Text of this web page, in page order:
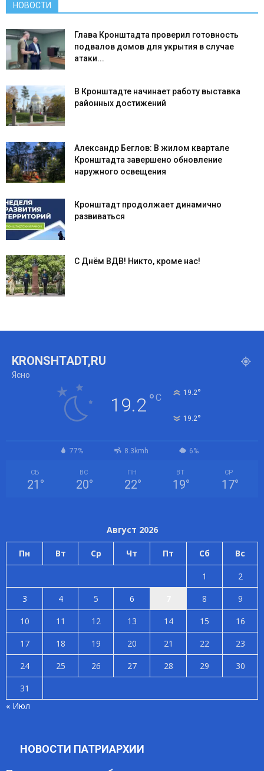
НОВОСТИ
Глава Кронштадта проверил готовность
подвалов домов для укрытия в случае
атаки...
В Кронштадте начинает работу выставка
районных достижений
Александр Беглов: В жилом квартале
Кронштадта завершено обновление
наружного освещения
Кронштадт продолжает динамично
развиваться
С Днём ВДВ! Никто, кроме нас!
KRONSHTADT,RU
Ясно
19.2°C 19.2°
19.2°
77% 8.3kmh 6%
СБ
21 °
ВС
20°
ПН
22°
ВТ
19°
СР
17°
Август 2026
Пн Вт Ср Чт Пт Сб Вс
1
2
3
4 5 6 8
9
10
11 12 13 14 15
16
17
18 19 20 21 22
23
24
25 26 27 28 29
30
31
« Июл
НОВОСТИ ПАТРИАРХИИ